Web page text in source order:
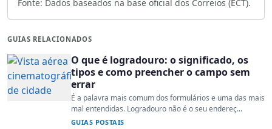
Fonte: Dados baseados na base oficial dos Correios (ECT).
GUIAS RELACIONADOS
O que é logradouro: o significado, os
tipos e como preencher o campo sem
errar
É a palavra mais comum dos formulários e uma das mais
mal entendidas. Logradouro não é o seu endereç...
GUIAS POSTAIS